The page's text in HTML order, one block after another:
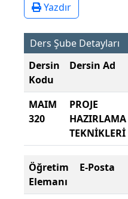
Yazdır
Ders Şube Detayları
Dersin
Kodu
Dersin Ad
MAIM
320
PROJE
HAZIRLAMA
TEKNİKLERİ
Öğretim
Elemanı
E-Posta